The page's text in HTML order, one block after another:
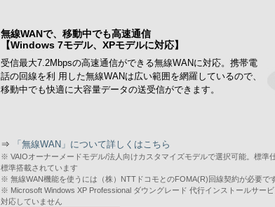
無線WANで、移動中でも高速通信
【Windows 7モデル、XPモデルに対応】
受信最大7.2Mbpsの高速通信ができる無線WANに対応。携帯電
話の回線を利 用した無線WANは広い範囲を網羅しているので、
移動中でも快適に大容量データの送受信ができます。
⇒ 「無線WAN」について詳しくはこちら
※ VAIOオーナーメードモデル/法人向けカスタマイズモデルで選択可能。標準
標準搭載されています
※ 無線WAN機能を使うには（株）NTTドコモとのFOMA(R)回線契約が必要で
※ Microsoft Windows XP Professional ダウングレード 代行インストールサー
対応していません